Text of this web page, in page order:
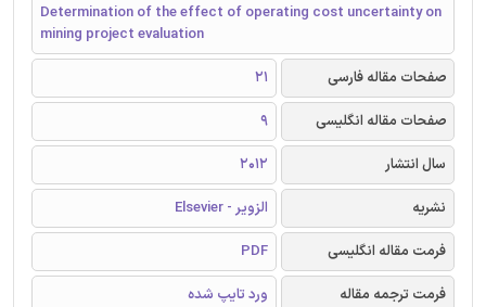
Determination of the effect of operating cost uncertainty on
mining project evaluation
صفحات مقاله فارسی
21
صفحات مقاله انگلیسی
9
سال انتشار
2012
نشریه
الزویر - Elsevier
فرمت مقاله انگلیسی
PDF
فرمت ترجمه مقاله
ورد تایپ شده